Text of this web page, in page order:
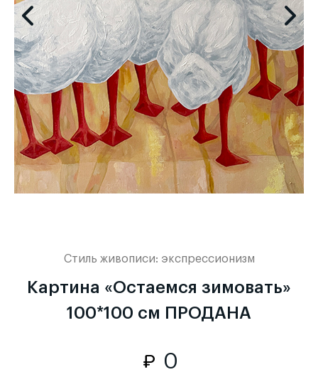
Стиль живописи: экспрессионизм
Картина «Остаемся зимовать»
100*100 см ПРОДАНА
0